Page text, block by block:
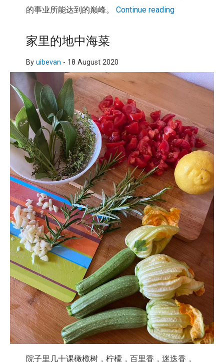
的事业所能达到的巅峰。 Continue reading
家里的地中海菜
By uibevan - 18 August 2020
院子里几十课橄榄树，柠檬，百里香，迷迭香，